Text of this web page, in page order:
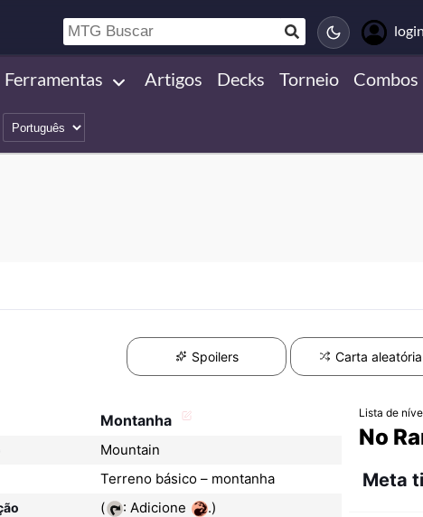
login
Ferramentas Artigos Decks Torneio Combos
Spoilers Carta aleatória
Montanha
Mountain
Terreno básico – montanha
( : Adicione .)
Lista de
No
Meta